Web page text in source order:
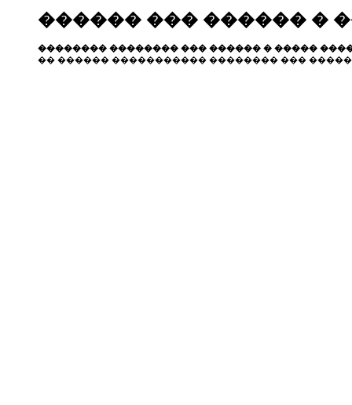
������ ��� ������ �
�������� �������� ��� ������ � �����
�� ������ ����������� �������� ���